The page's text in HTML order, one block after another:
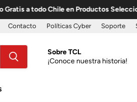
todo Chile en Productos Seleccionados
Contacto Políticas Cyber Soporte
Sobre TCL
¡Conoce nuestra historia!